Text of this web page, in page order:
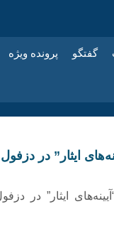
گفتگو پرونده ویژه
ایثار” در دزفول
ایثار” در